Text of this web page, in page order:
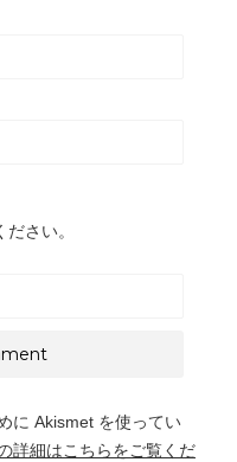
さい。
に Akismet を使ってい
詳細はこちらをご覧くだ